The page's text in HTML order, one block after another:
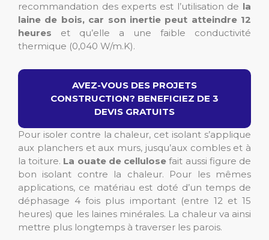
recommandation des experts est l’utilisation de la
laine de bois, car son inertie peut atteindre 12
heures et qu’elle a une faible conductivité
thermique (0,040 W/m.K).
AVEZ-VOUS DES PROJETS
CONSTRUCTION? BENEFICIEZ DE 3
DEVIS GRATUITS
Pour isoler contre la chaleur, cet isolant s’applique
aux planchers et aux murs, jusqu’aux combles et à
la toiture. La ouate de cellulose fait aussi figure de
bon isolant contre la chaleur. Pour les mêmes
applications, ce matériau est doté d’un temps de
déphasage 4 fois plus important (entre 12 et 15
heures) que les laines minérales. La chaleur va ainsi
mettre plus longtemps à traverser les parois.